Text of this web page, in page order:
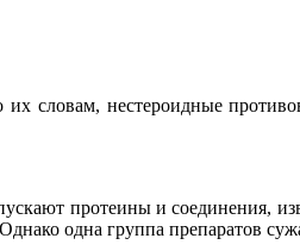
словам, нестероидные
протеины и соединения,
одна группа препаратов